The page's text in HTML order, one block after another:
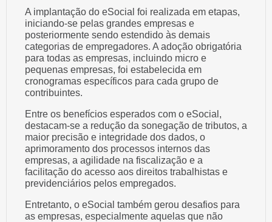
A implantação do eSocial foi realizada em etapas,
iniciando-se pelas grandes empresas e
posteriormente sendo estendido às demais
categorias de empregadores. A adoção obrigatória
para todas as empresas, incluindo micro e
pequenas empresas, foi estabelecida em
cronogramas específicos para cada grupo de
contribuintes.
Entre os benefícios esperados com o eSocial,
destacam-se a redução da sonegação de tributos, a
maior precisão e integridade dos dados, o
aprimoramento dos processos internos das
empresas, a agilidade na fiscalização e a
facilitação do acesso aos direitos trabalhistas e
previdenciários pelos empregados.
Entretanto, o eSocial também gerou desafios para
as empresas, especialmente aquelas que não